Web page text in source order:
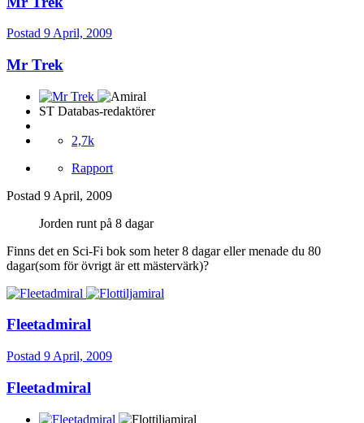
Postad 9 April, 2009
Mr Trek
ST Databas-redaktörer
2,7k
Rapport
Postad 9 April, 2009
Jorden runt på 8 dagar
Finns det en Sci-Fi bok som heter 8 dagar eller menade du 80
dagar(som för övrigt är ett mästervärk)?
Fleetadmiral
Postad 9 April, 2009
Fleetadmiral